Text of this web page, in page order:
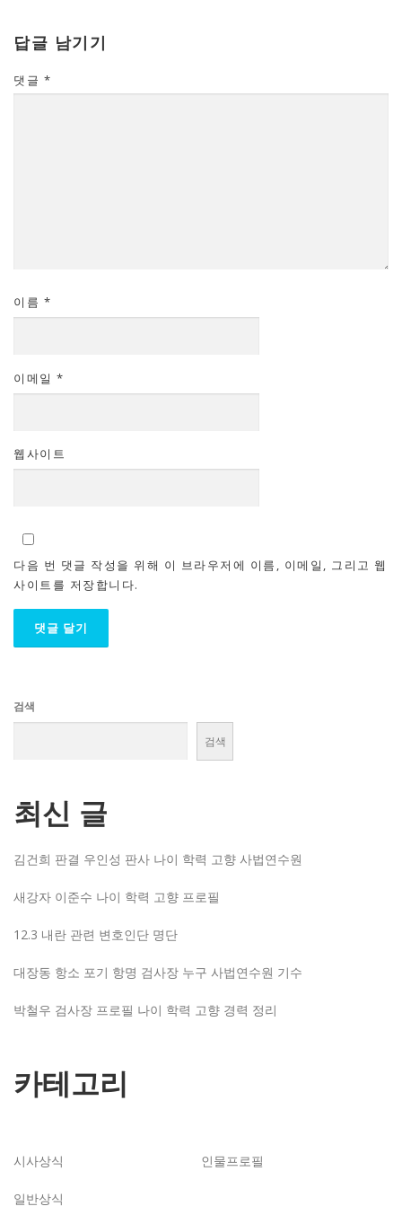
답글 남기기
댓글 *
이름 *
이메일 *
웹사이트
다음 번 댓글 작성을 위해 이 브라우저에 이름, 이메일, 그리고 웹
사이트를 저장합니다.
검색
검색
최신 글
김건희 판결 우인성 판사 나이 학력 고향 사법연수원
새강자 이준수 나이 학력 고향 프로필
12.3 내란 관련 변호인단 명단
대장동 항소 포기 항명 검사장 누구 사법연수원 기수
박철우 검사장 프로필 나이 학력 고향 경력 정리
카테고리
시사상식 인물프로필
일반상식